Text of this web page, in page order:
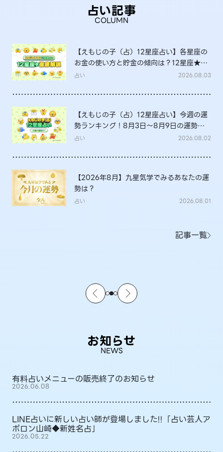
占い記事
COLUMN
【えもじの子（占）12星座占い】各星座の
お金の使い方と貯金の傾向は？12星座★徹
底解説
占い 2026.08.03
【えもじの子（占）12星座占い】今週の運
勢ランキング！8月3日～8月9日の運勢
は？
占い 2026.08.02
【2026年8月】九星気学でみるあなたの運
勢は？
占い 2026.08.01
記事一覧
お知らせ
NEWS
有料占いメニューの販売終了のお知らせ
2026.06.08
LINE占いに新しい占い師が登場しました!!「占い芸人ア
ポロン山崎◆新姓名占」
2026.05.22